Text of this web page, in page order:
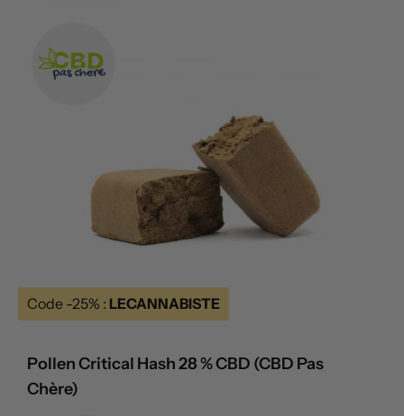
Code -25% : LECANNABISTE
Pollen Critical Hash 28 % CBD (CBD Pas
Chère)